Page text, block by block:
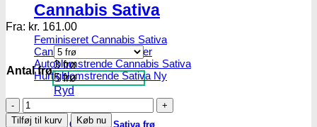
Cannabis Sativa
Feminiseret Cannabis Sativa
Cannabis Sativa Hybrider
Autoblomstrende Cannabis Sativa
Hurtigblomstrende Sativa
Diverse Cannabis Sativa frø
Fra: kr. 161.00
Antal frø3 frø
5 frø
Ryd
Harlequin
CBD
Tilføj til kurv Køb nu